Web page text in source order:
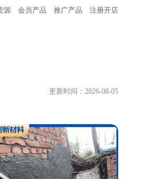
源 会员产品 推广产品 注册开店
更新时间：2026-08-05